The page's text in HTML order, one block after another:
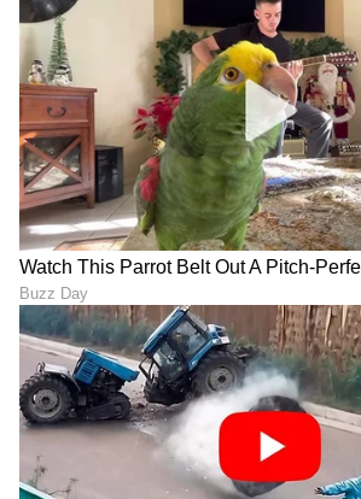
Shetty speech | Suvarna News
ಶೇ.50 ರಿಂದ ಶೇ.18 ಕ್ಕೆ TAX ಇಳಿಕೆ:
ಟ್ರಂಪ್ ಐತಿಹಾಸಿಕ ಒಪ್ಪಂದ | India US
Trade Deal | Party Rounds